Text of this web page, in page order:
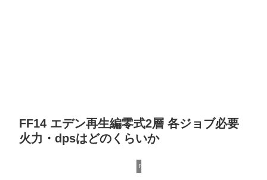
FF14 エデン再生編零式2層 各ジョブ必要
火力・dpsはどのくらいか
FF14攻略情報